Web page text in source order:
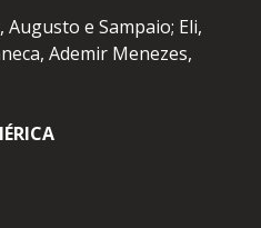
Augusto e Sampaio; Eli,
Ademir Menezes,